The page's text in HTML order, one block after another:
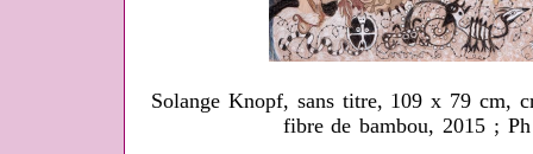
Solange Knopf, sans titre, 109 x 79 cm,
fibre de bambou, 2015 ;